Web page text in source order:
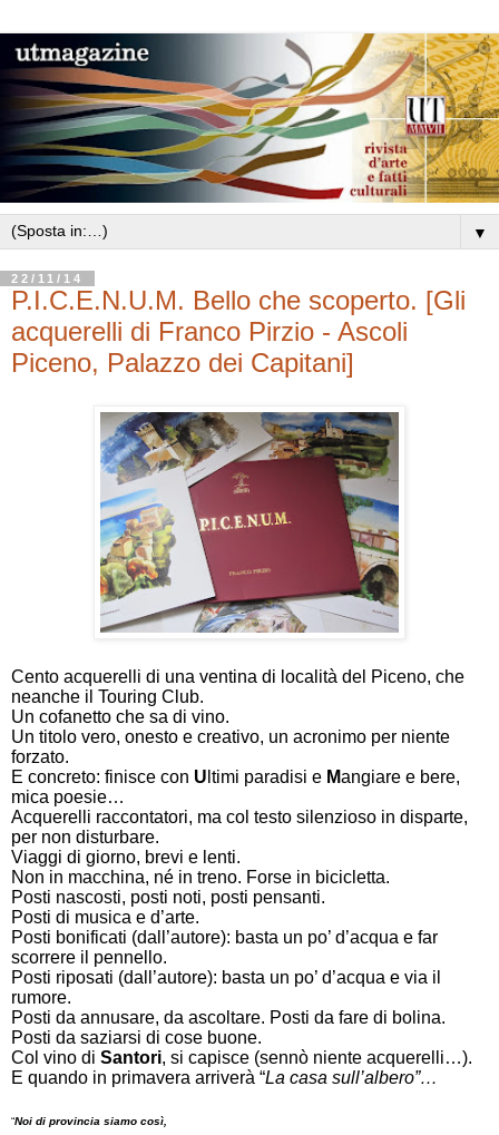
▼
22/11/14
P.I.C.E.N.U.M. Bello che scoperto. [Gli
acquerelli di Franco Pirzio - Ascoli
Piceno, Palazzo dei Capitani]
Cento acquerelli di una ventina di località del Piceno, che
neanche il Touring Club.
Un cofanetto che sa di vino.
Un titolo vero, onesto e creativo, un acronimo per niente
forzato.
E concreto: finisce con U ltimi paradisi e Mangiare e bere,
mica poesie…
Acquerelli raccontatori, ma col testo silenzioso in disparte,
per non disturbare.
Viaggi di giorno, brevi e lenti.
Non in macchina, né in treno. Forse in bicicletta.
Posti nascosti, posti noti, posti pensanti.
Posti di musica e d’arte.
Posti bonificati (dall’autore): basta un po’ d’acqua e far
scorrere il pennello.
Posti riposati (dall’autore): basta un po’ d’acqua e via il
rumore.
Posti da annusare, da ascoltare. Posti da fare di bolina.
Posti da saziarsi di cose buone.
Col vino di Santori, si capisce (sennò niente acquerelli…).
E quando in primavera arriverà “La casa sull’albero”…
“Noi di provincia siamo così,